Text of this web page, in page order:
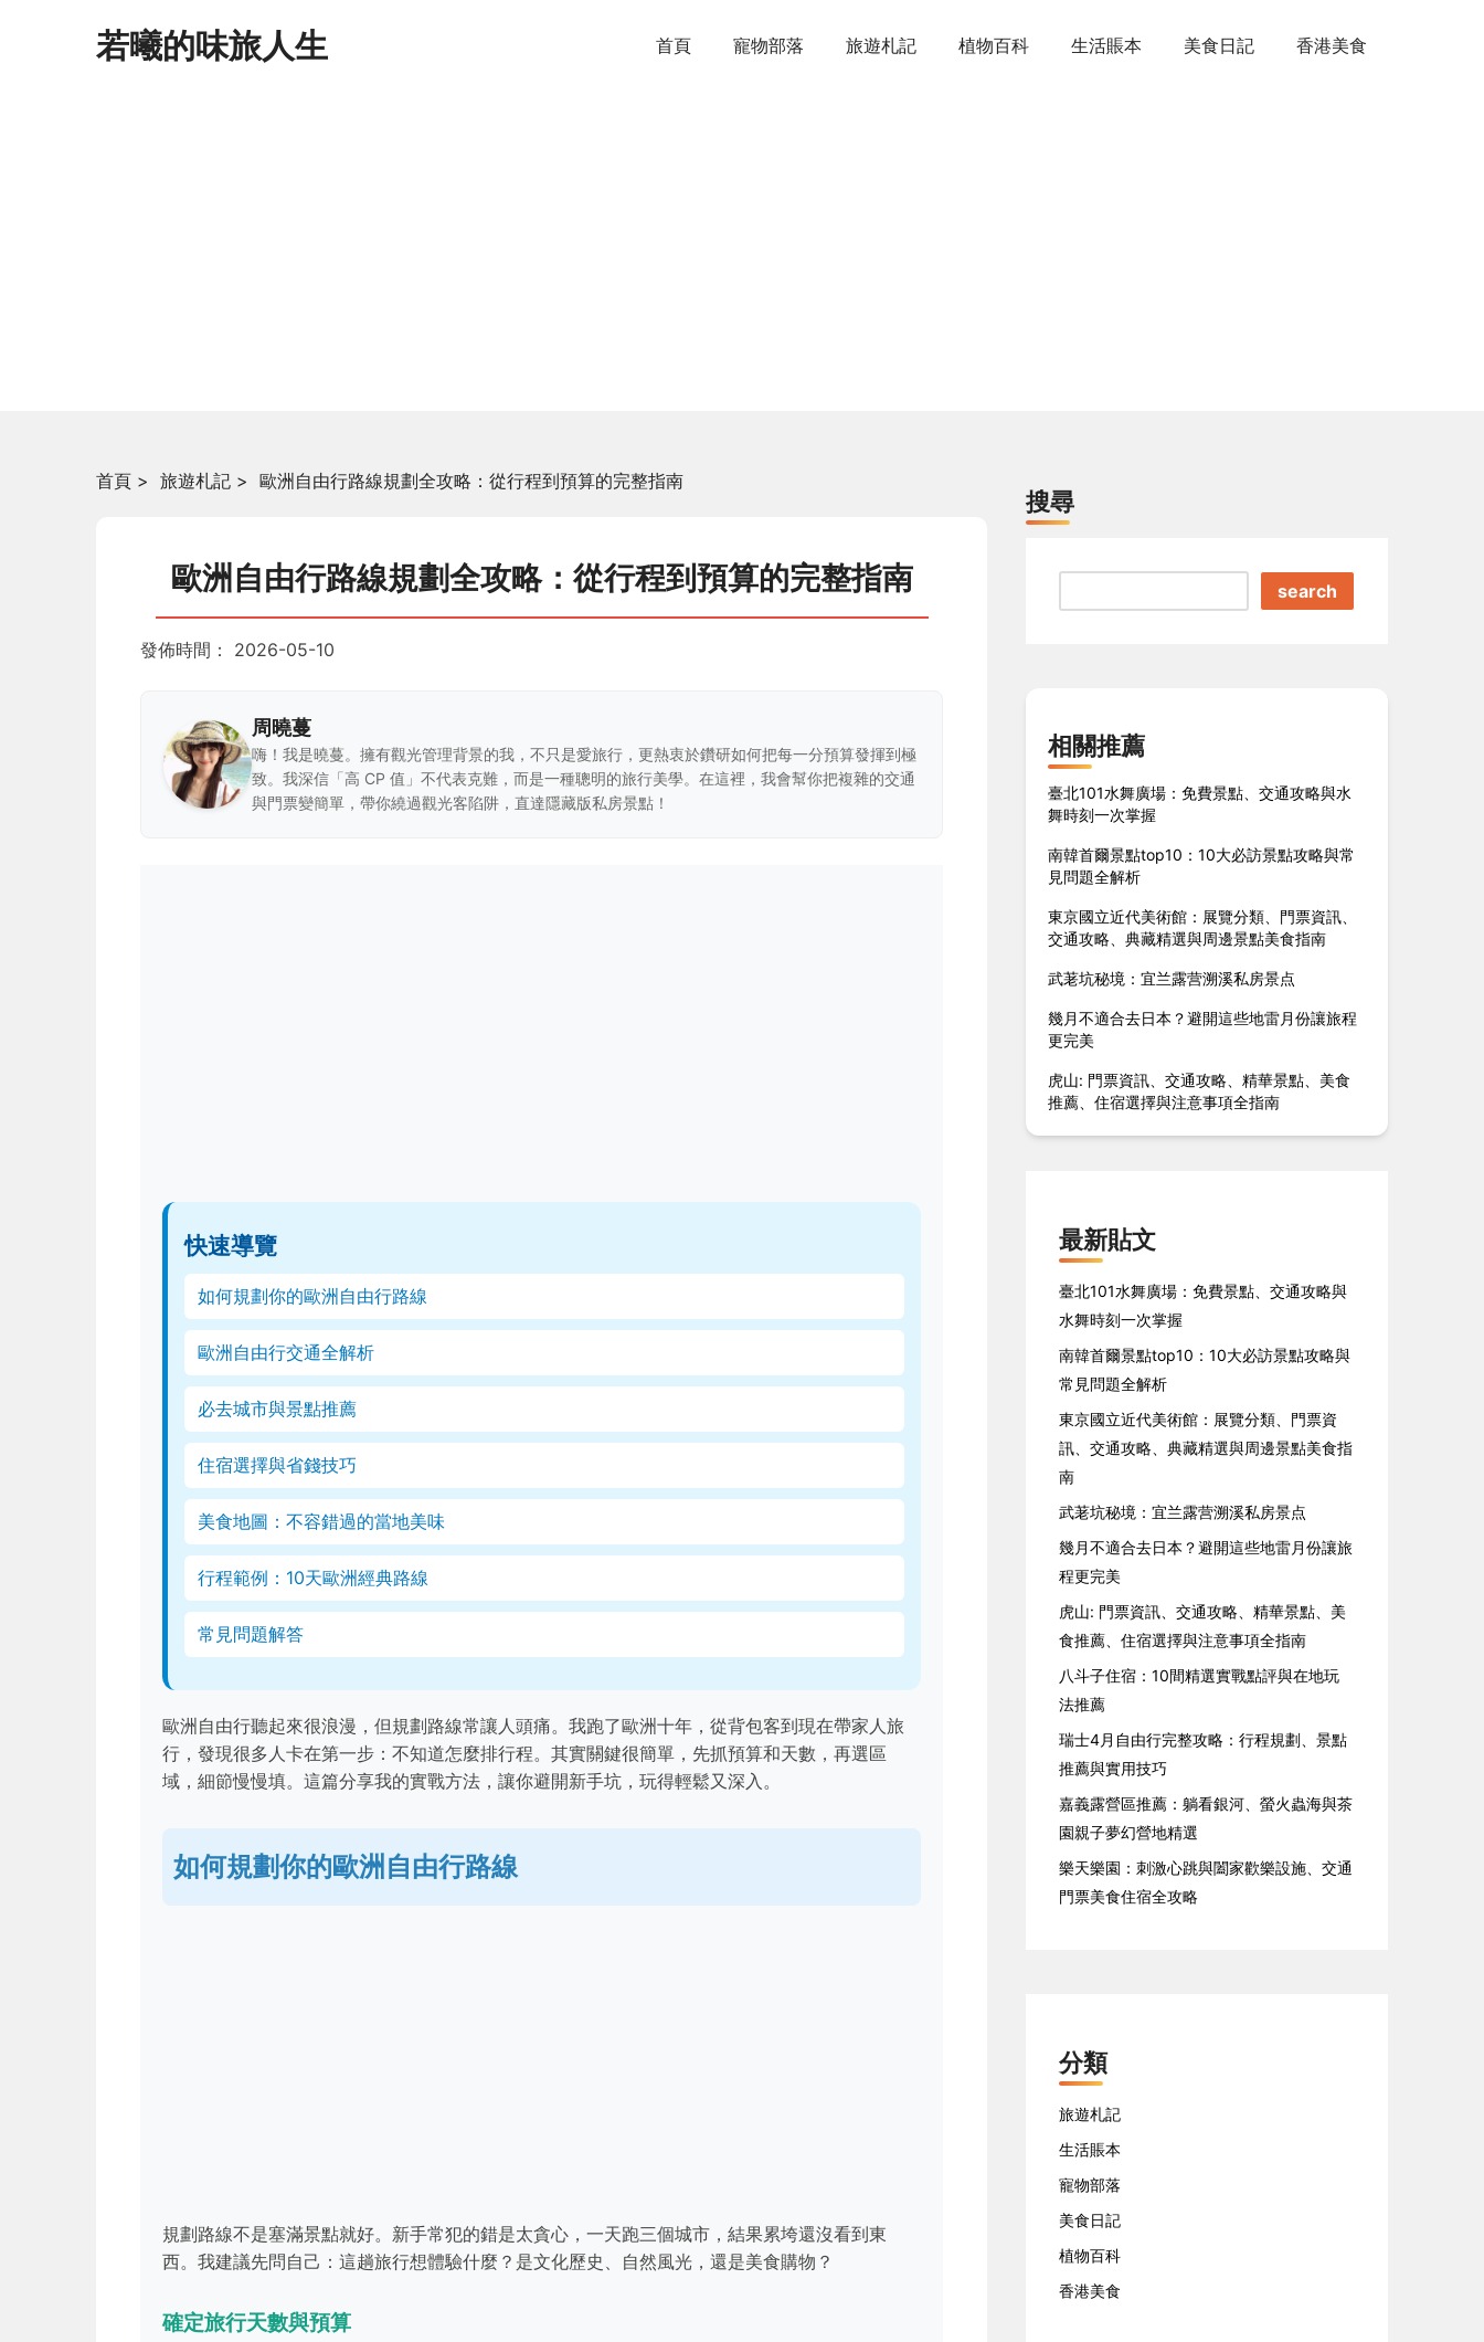
若曦的味旅人生 首頁 寵物部落 旅遊札記 植物百科 生活賬本 美食日記 香港美食
首頁 > 旅遊札記 > 歐洲自由行路線規劃全攻略：從行程到預算的完整指南
歐洲自由行路線規劃全攻略：從行程到預算的完整指南
發佈時間： 2026-05-10
周曉蔓
嗨！我是曉蔓。擁有觀光管理背景的我，不只是愛旅行，更熱衷於鑽研如何把每一分預算發揮到極
致。我深信「高 CP 值」不代表克難，而是一種聰明的旅行美學。在這裡，我會幫你把複雜的交通
與門票變簡單，帶你繞過觀光客陷阱，直達隱藏版私房景點！
快速導覽
如何規劃你的歐洲自由行路線
歐洲自由行交通全解析
必去城市與景點推薦
住宿選擇與省錢技巧
美食地圖：不容錯過的當地美味
行程範例：10天歐洲經典路線
常見問題解答
歐洲自由行聽起來很浪漫，但規劃路線常讓人頭痛。我跑了歐洲十年，從背包客到現在帶家人旅
行，發現很多人卡在第一步：不知道怎麼排行程。其實關鍵很簡單，先抓預算和天數，再選區
域，細節慢慢填。這篇分享我的實戰方法，讓你避開新手坑，玩得輕鬆又深入。
如何規劃你的歐洲自由行路線
規劃路線不是塞滿景點就好。新手常犯的錯是太貪心，一天跑三個城市，結果累垮還沒看到東
西。我建議先問自己：這趟旅行想體驗什麼？是文化歷史、自然風光，還是美食購物？
確定旅行天數與預算
搜尋
search
相關推薦
臺北101水舞廣場：免費景點、交通攻略與水
舞時刻一次掌握
南韓首爾景點top10：10大必訪景點攻略與常
見問題全解析
東京國立近代美術館：展覽分類、門票資訊、
交通攻略、典藏精選與周邊景點美食指南
武荖坑秘境：宜兰露营溯溪私房景点
幾月不適合去日本？避開這些地雷月份讓旅程
更完美
虎山: 門票資訊、交通攻略、精華景點、美食
推薦、住宿選擇與注意事項全指南
最新貼文
臺北101水舞廣場：免費景點、交通攻略與
水舞時刻一次掌握
南韓首爾景點top10：10大必訪景點攻略與
常見問題全解析
東京國立近代美術館：展覽分類、門票資
訊、交通攻略、典藏精選與周邊景點美食指
南
武荖坑秘境：宜兰露营溯溪私房景点
幾月不適合去日本？避開這些地雷月份讓旅
程更完美
虎山: 門票資訊、交通攻略、精華景點、美
食推薦、住宿選擇與注意事項全指南
八斗子住宿：10間精選實戰點評與在地玩
法推薦
瑞士4月自由行完整攻略：行程規劃、景點
推薦與實用技巧
嘉義露營區推薦：躺看銀河、螢火蟲海與茶
園親子夢幻營地精選
樂天樂園：刺激心跳與闔家歡樂設施、交通
門票美食住宿全攻略
分類
旅遊札記
生活賬本
寵物部落
美食日記
植物百科
香港美食